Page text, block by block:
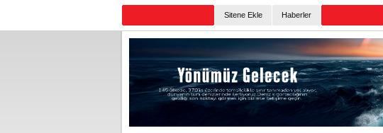
Sitene Ekle Haberler